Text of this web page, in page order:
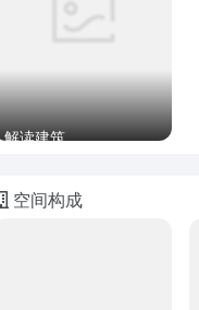
解读建筑
空间构成